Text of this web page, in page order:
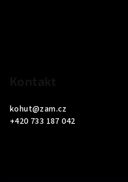
kohut@zam.cz
+420 733 187 042